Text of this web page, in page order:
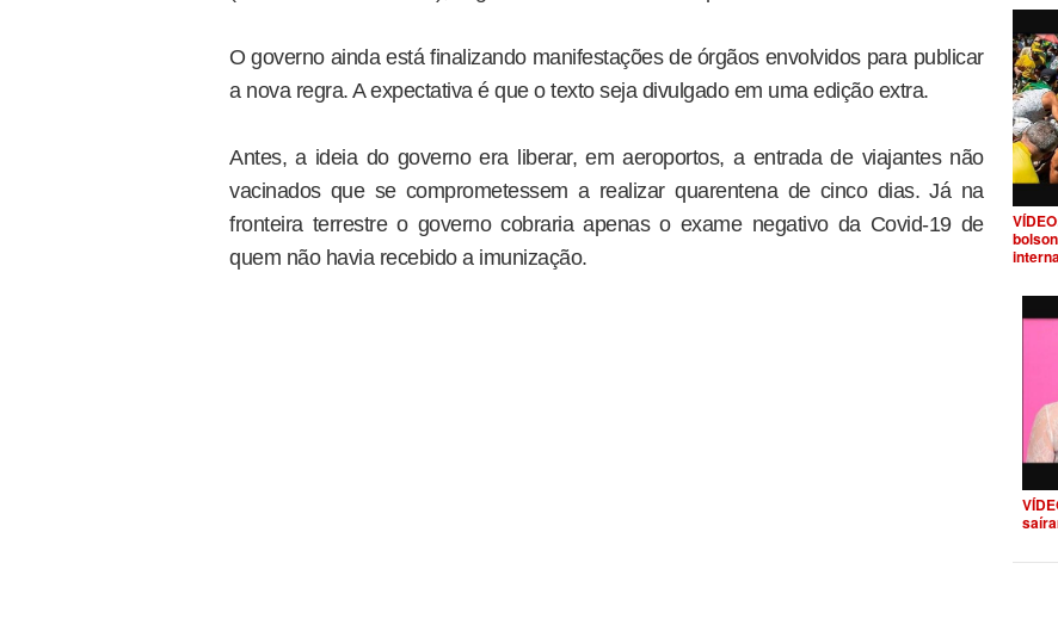
O governo ainda está finalizando manifestações de órgãos envolvidos para publicar
a nova regra. A expectativa é que o texto seja divulgado em uma edição extra.
Antes, a ideia do governo era liberar, em aeroportos, a entrada de viajantes não
vacinados que se comprometessem a realizar quarentena de cinco dias. Já na
fronteira terrestre o governo cobraria apenas o exame negativo da Covid-19 de
quem não havia recebido a imunização.